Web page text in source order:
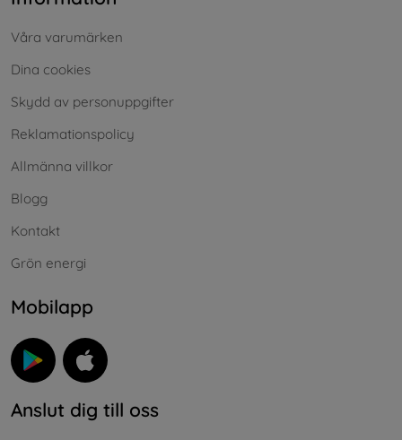
Våra varumärken
Dina cookies
Skydd av personuppgifter
Reklamationspolicy
Allmänna villkor
Blogg
Kontakt
Grön energi
Mobilapp
Anslut dig till oss